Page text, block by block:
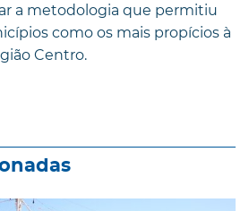
a metodologia que permitiu
como os mais propícios à
Centro.